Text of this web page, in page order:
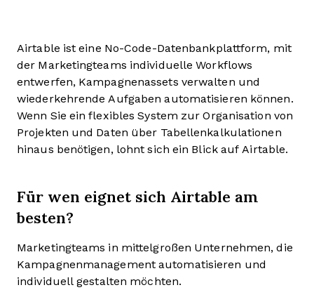
Airtable ist eine No-Code-Datenbankplattform, mit
der Marketingteams individuelle Workflows
entwerfen, Kampagnenassets verwalten und
wiederkehrende Aufgaben automatisieren können.
Wenn Sie ein flexibles System zur Organisation von
Projekten und Daten über Tabellenkalkulationen
hinaus benötigen, lohnt sich ein Blick auf Airtable.
Für wen eignet sich Airtable am
besten?
Marketingteams in mittelgroßen Unternehmen, die
Kampagnenmanagement automatisieren und
individuell gestalten möchten.